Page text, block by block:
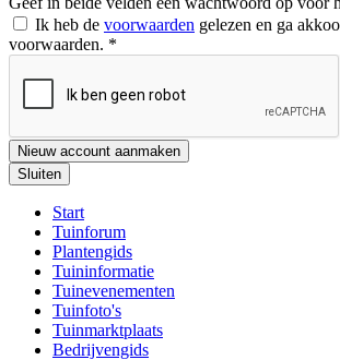
Ik heb de voorwaarden gelezen en ga
voorwaarden. *
Nieuw account aanmaken
Sluiten
Start
Tuinforum
Plantengids
Tuininformatie
Tuinevenementen
Tuinfoto's
Tuinmarktplaats
Bedrijvengids